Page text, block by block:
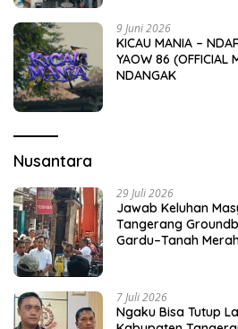
9 Juni 2026
KICAU MANIA –
YAOW 86 (OFFICIAL
NDANGAK
Nusantara
29 Juli 2026
Jawab Keluhan
Tangerang
Gardu–Tanah
7 Juli 2026
Ngaku Bisa Tutup